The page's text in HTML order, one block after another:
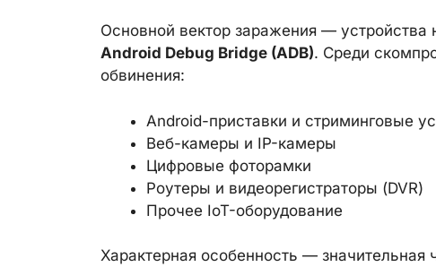
Основной вектор заражения —
Android Debug Bridge (ADB). Среди
обвинения:
Android-приставки и стриминговые
Веб-камеры и IP-камеры
Цифровые фоторамки
Роутеры и видеорегистраторы (DVR)
Прочее IoT-оборудование
Характерная особенность — значительная